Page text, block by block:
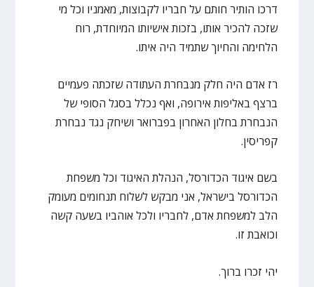
דרכו הותיר חותם על חבריו לקבוצות, מאמניו וכל מי
שזכה להכיר אותו, בזכות אישיותו המיוחדת, רוח
הלחימה והחיוך שתמיד היה איתו.
רז אדם היה חלק מנבחרת העתודה שזכתה פעמיים
ברצף באליפות אירופה, ואף נכלל בסגל הסופי של
הנבחרת בחלון האחרון בפברואר ושיחק נגד נבחרת
קפריסין.
בשם איגוד הכדורסל, הנהלת האיגוד וכל משפחת
הכדורסל בישראל, אני מבקש לשלוח תנחומים מעומק
הלב למשפחת אדם, לחבריו ולכל אוהביו בשעה קשה
וכואבת זו.
יהי זכרו ברוך.